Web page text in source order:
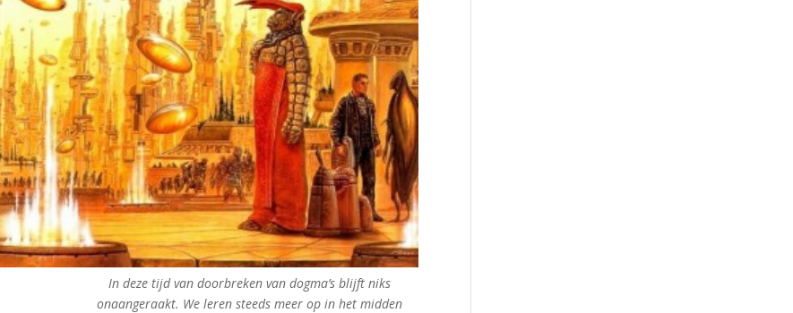
In deze tijd van doorbreken van dogma’s blijft niks
onaangeraakt. We leren steeds meer op in het midden